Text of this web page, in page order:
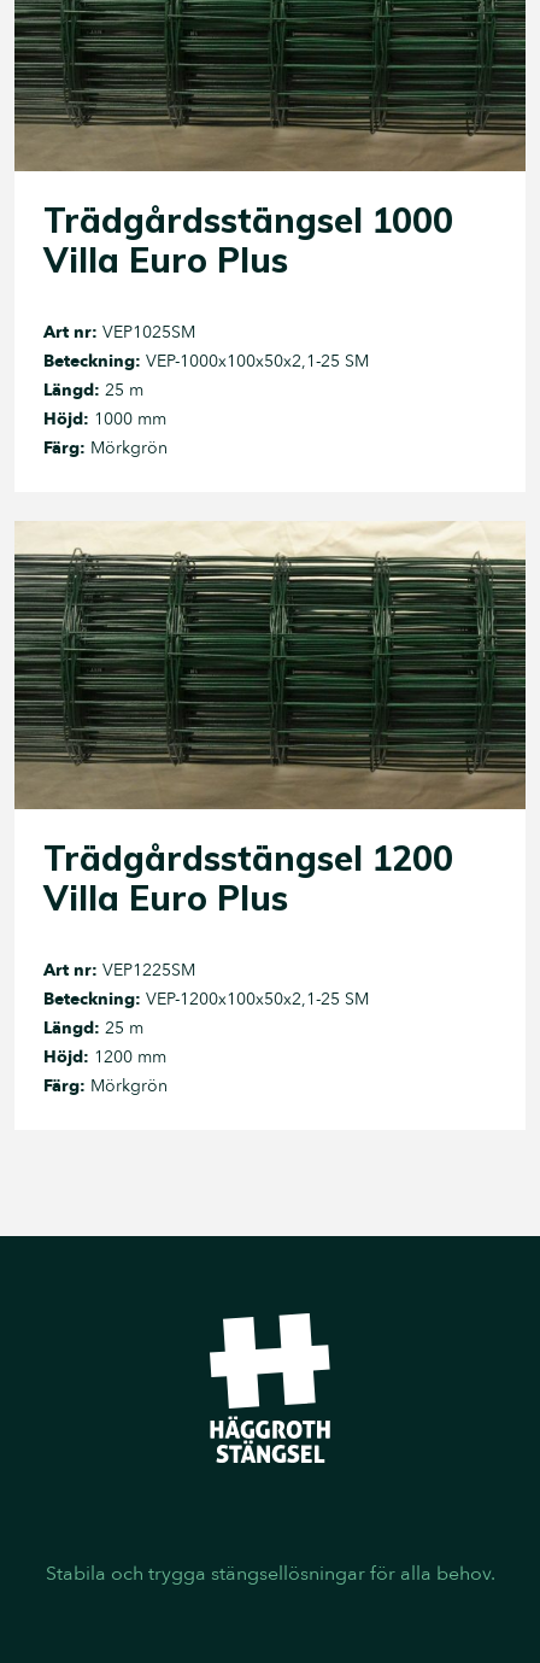
Trädgårdsstängsel 1000
Villa Euro Plus
Art nr: VEP1025SM
Beteckning: VEP-1000x100x50x2,1-25 SM
Längd: 25 m
Höjd: 1000 mm
Färg: Mörkgrön
Trädgårdsstängsel 1200
Villa Euro Plus
Art nr: VEP1225SM
Beteckning: VEP-1200x100x50x2,1-25 SM
Längd: 25 m
Höjd: 1200 mm
Färg: Mörkgrön
Stabila och trygga stängsellösningar för alla behov.